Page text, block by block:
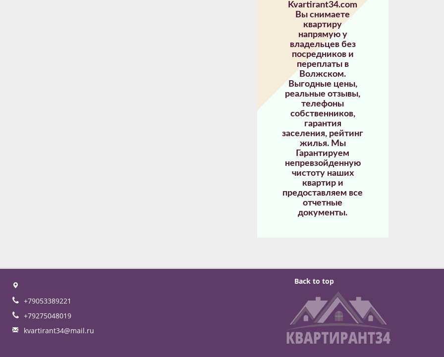
Kvartirant34.com
Вы снимаете
квартиру
напрямую у
владельцев без
посредников и
переплаты в
Волжском.
Выгодные цены,
реальные отзывы,
телефоны
собственников,
гарантия
заселения, рейтинг
жилья. Мы
Гарантируем
непревзойденную
чистоту наших
квартир и
предоставляем все
отчетные
документы.
+79053389221
+79275048019
kvartirant34@mail.ru
Back to top